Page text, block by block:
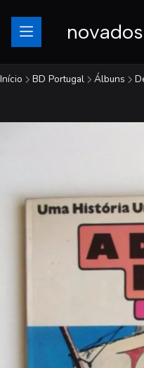
novados
Início BD Portugal Álbuns